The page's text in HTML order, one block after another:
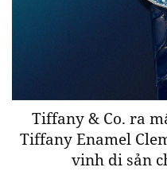
Tiffany & Co. ra
Tiffany Enamel
vinh di sản